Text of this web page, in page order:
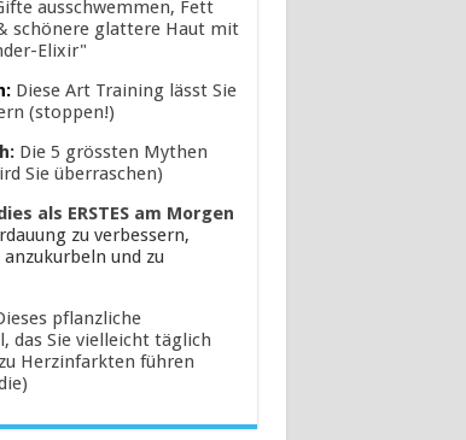
ausschwemmen, Fett
schönere glattere Haut mit
Elixir"
Diese Art Training lässt Sie
(stoppen!)
Die 5 grössten Mythen
Sie überraschen)
als ERSTES am Morgen
zu verbessern,
und zu
pflanzliche
das Sie vielleicht täglich
Herzinfarkten führen